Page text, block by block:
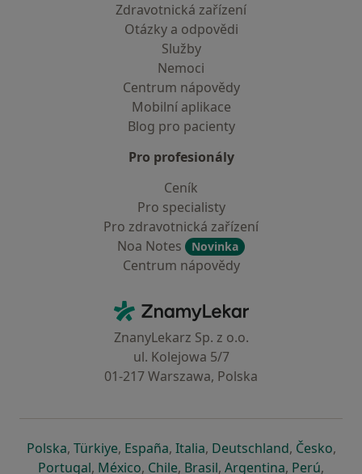
Zdravotnická zařízení
Otázky a odpovědi
Služby
Nemoci
Centrum nápovědy
Mobilní aplikace
Blog pro pacienty
Pro profesionály
Ceník
Pro specialisty
Pro zdravotnická zařízení
Noa Notes
Novinka
Centrum nápovědy
ZnamyLekar - Hlavní stránka
ZnanyLekarz Sp. z o.o.
ul. Kolejowa 5/7
01-217 Warszawa, Polska
Polskase otevře v nové záložce
, Türkiyese otevře v nové záložce
, Españase otevře v nové záložce
, Italiase otevře v nové záložce
, Deutschlandse otevře v
, Českose
,
Portugalse otevře v nové záložce
, Méxicose otevře v nové záložce
, Chilese otevře v nové záložce
, Brasilse otevře v nové
, Argentinase otevře v
, Perúse
,